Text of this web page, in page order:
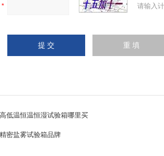
请输入
低温恒温恒湿试验箱哪里买
密盐雾试验箱品牌